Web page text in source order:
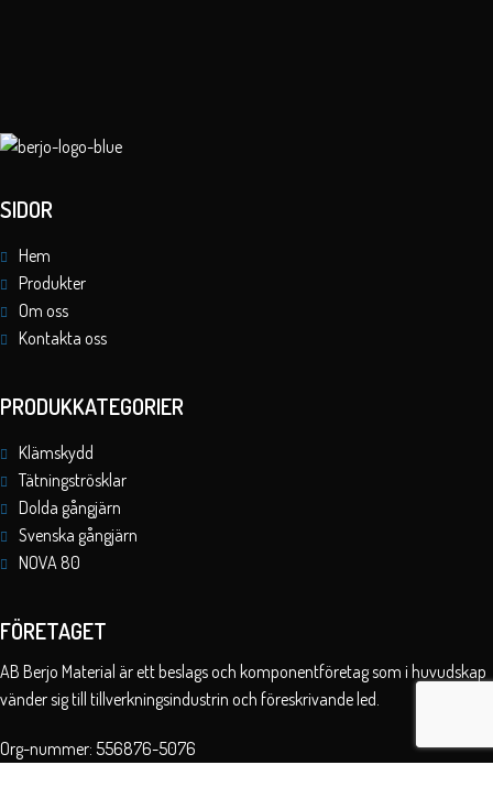
SIDOR
Hem
Produkter
Om oss
Kontakta oss
PRODUKKATEGORIER
Klämskydd
Tätningströsklar
Dolda gångjärn
Svenska gångjärn
NOVA 80
FÖRETAGET
AB Berjo Material är ett beslags och komponentföretag som i huvudskap
vänder sig till tillverkningsindustrin och föreskrivande led.
Org-nummer: 556876-5076